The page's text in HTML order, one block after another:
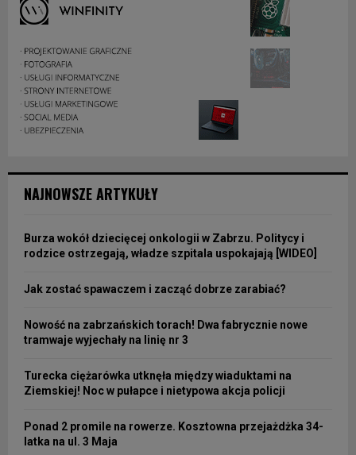
NAJNOWSZE ARTYKUŁY
Burza wokół dziecięcej onkologii w Zabrzu. Politycy i
rodzice ostrzegają, władze szpitala uspokajają [WIDEO]
Jak zostać spawaczem i zacząć dobrze zarabiać?
Nowość na zabrzańskich torach! Dwa fabrycznie nowe
tramwaje wyjechały na linię nr 3
Turecka ciężarówka utknęła między wiaduktami na
Ziemskiej! Noc w pułapce i nietypowa akcja policji
Ponad 2 promile na rowerze. Kosztowna przejażdżka 34-
latka na ul. 3 Maja